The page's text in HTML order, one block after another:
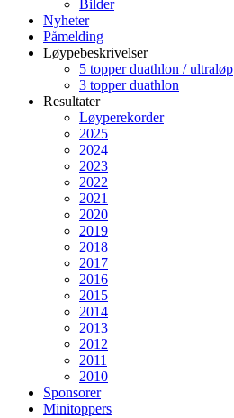
Bilder
Nyheter
Påmelding
Løypebeskrivelser
5 topper duathlon / ultraløp
3 topper duathlon
Resultater
Løyperekorder
2025
2024
2023
2022
2021
2020
2019
2018
2017
2016
2015
2014
2013
2012
2011
2010
Sponsorer
Minitoppers